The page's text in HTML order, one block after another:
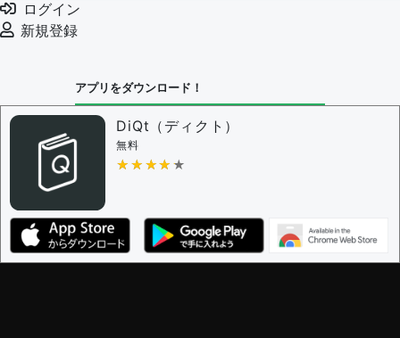
ログイン
新規登録
アプリをダウンロード！
DiQt（ディクト）
無料
★★★★★
★★★★★